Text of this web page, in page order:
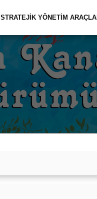
STRATEJİK YÖNETİM